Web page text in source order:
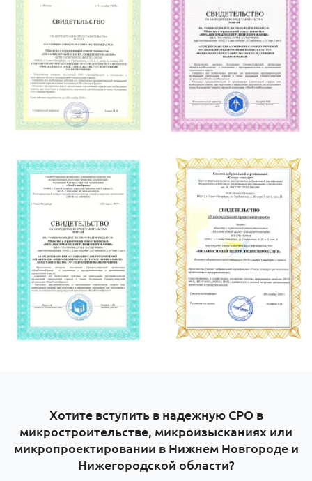
Хотите вступить в надежную СРО в
микростроительстве, микроизысканиях или
микропроектировании в Нижнем Новгороде и
Нижегородской области?